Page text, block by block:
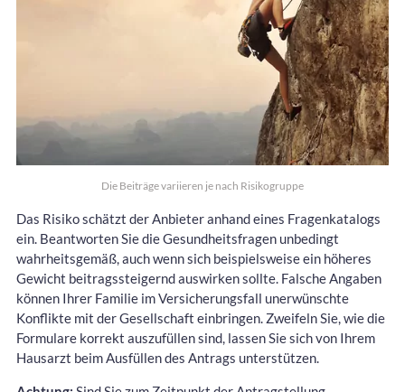
Die Beiträge variieren je nach Risikogruppe
Das Risiko schätzt der Anbieter anhand eines Fragenkatalogs
ein. Beantworten Sie die Gesundheitsfragen unbedingt
wahrheitsgemäß, auch wenn sich beispielsweise ein höheres
Gewicht beitragssteigernd auswirken sollte. Falsche Angaben
können Ihrer Familie im Versicherungsfall unerwünschte
Konflikte mit der Gesellschaft einbringen. Zweifeln Sie, wie die
Formulare korrekt auszufüllen sind, lassen Sie sich von Ihrem
Hausarzt beim Ausfüllen des Antrags unterstützen.